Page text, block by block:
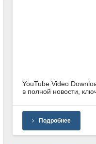
YouTube Video
в полной новости,
Подробнее